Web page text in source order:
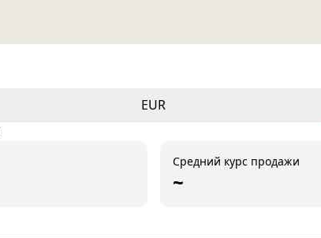
EUR
Средний курс продажи
~